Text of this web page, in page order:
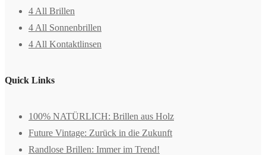
4 All Brillen
4 All Sonnenbrillen
4 All Kontaktlinsen
Quick Links
100% NATÜRLICH: Brillen aus Holz
Future Vintage: Zurück in die Zukunft
Randlose Brillen: Immer im Trend!